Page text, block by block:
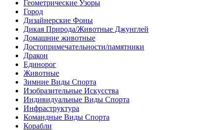
Геометрические Узоры
Город
Дизайнерские Фоны
Дикая Природа/Животные Джунглей
Домашние животные
Достопримечательности/памятники
Дракон
Единорог
Животные
Зимние Виды Спорта
Изобразительные Искусства
Индивидуальные Виды Спорта
Инфраструктура
Командные Виды Спорта
Корабли